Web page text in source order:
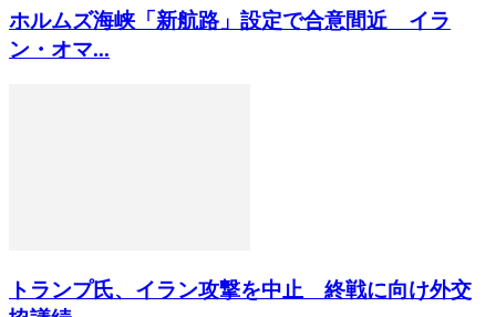
ホルムズ海峡「新航路」設定で合意間近 イラ
ン・オマ...
トランプ氏、イラン攻撃を中止 終戦に向け外交